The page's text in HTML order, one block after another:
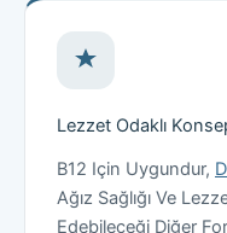
Lezzet Odaklı
B12 Için Uygundur,
Ağız Sağlığı Ve
Edebileceği Diğer